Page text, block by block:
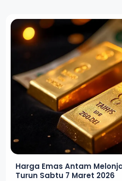
Harga Emas Antam
Turun Sabtu 7 Maret 2026